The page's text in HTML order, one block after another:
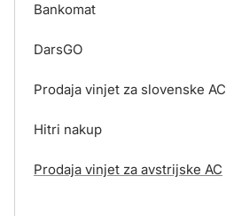
Bankomat
DarsGO
Prodaja vinjet za slovenske AC
Hitri nakup
Prodaja vinjet za avstrijske AC